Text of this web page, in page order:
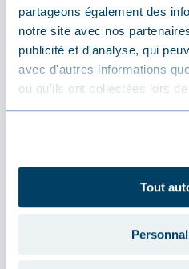
partageons également des
notre site avec nos
publicité et d'analyse, qui
avec d'autres informations
ou qu'ils ont collectées lors
services.
Tout
Ajouter au
Souhaitez-vous
une couleur ou
d’isolation